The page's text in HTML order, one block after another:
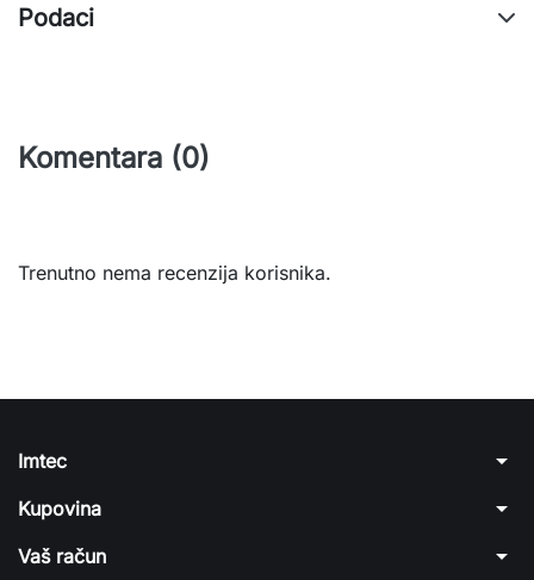
Podaci
Komentara (0)
Trenutno nema recenzija korisnika.
Imtec arrow_drop_down
Kupovina arrow_drop_down
Vaš račun arrow_drop_down